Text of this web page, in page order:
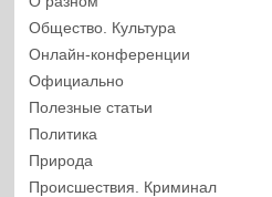
Общество. Культура
Онлайн-конференции
Официально
Полезные статьи
Политика
Природа
Происшествия. Криминал